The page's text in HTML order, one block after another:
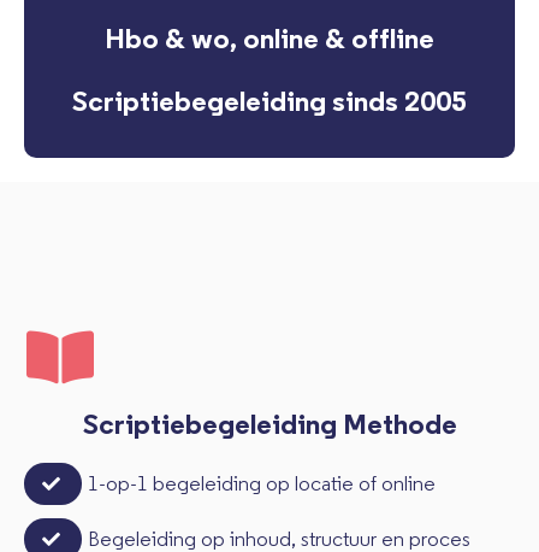
Hbo & wo, online & offline
Scriptiebegeleiding sinds 2005
Scriptiebegeleiding Methode
1-op-1 begeleiding op locatie of online
Begeleiding op inhoud, structuur en proces